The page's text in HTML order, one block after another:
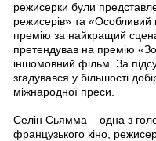
режисерки були
режисерів» та
премію за найкращий
претендував на премію
іншомовний фільм. За
згадувався у більшості
міжнародної преси.
Селін Сьямма – одна з
французького кіно,